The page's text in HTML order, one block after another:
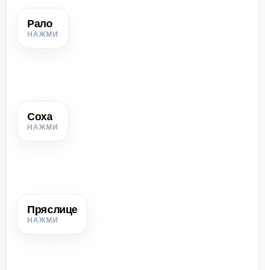
Рало
Древнее земледельческое орудие для рыхления почвы,
Соха
Пряслице
Грузик для веретена, использовавшийся при прядении